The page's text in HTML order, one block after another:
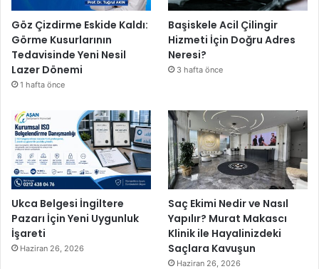
Göz Çizdirme Eskide Kaldı:
Görme Kusurlarının
Tedavisinde Yeni Nesil
Lazer Dönemi
1 hafta önce
Başiskele Acil Çilingir
Hizmeti İçin Doğru Adres
Neresi?
3 hafta önce
Ukca Belgesi İngiltere
Pazarı İçin Yeni Uygunluk
İşareti
Haziran 26, 2026
Saç Ekimi Nedir ve Nasıl
Yapılır? Murat Makascı
Klinik ile Hayalinizdeki
Saçlara Kavuşun
Haziran 26, 2026